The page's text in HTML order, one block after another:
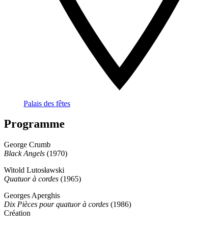
Palais des fêtes
Programme
George Crumb
Black Angels (1970)
Witold Lutosławski
Quatuor à cordes (1965)
Georges Aperghis
Dix Pièces pour quatuor à cordes (1986)
Création